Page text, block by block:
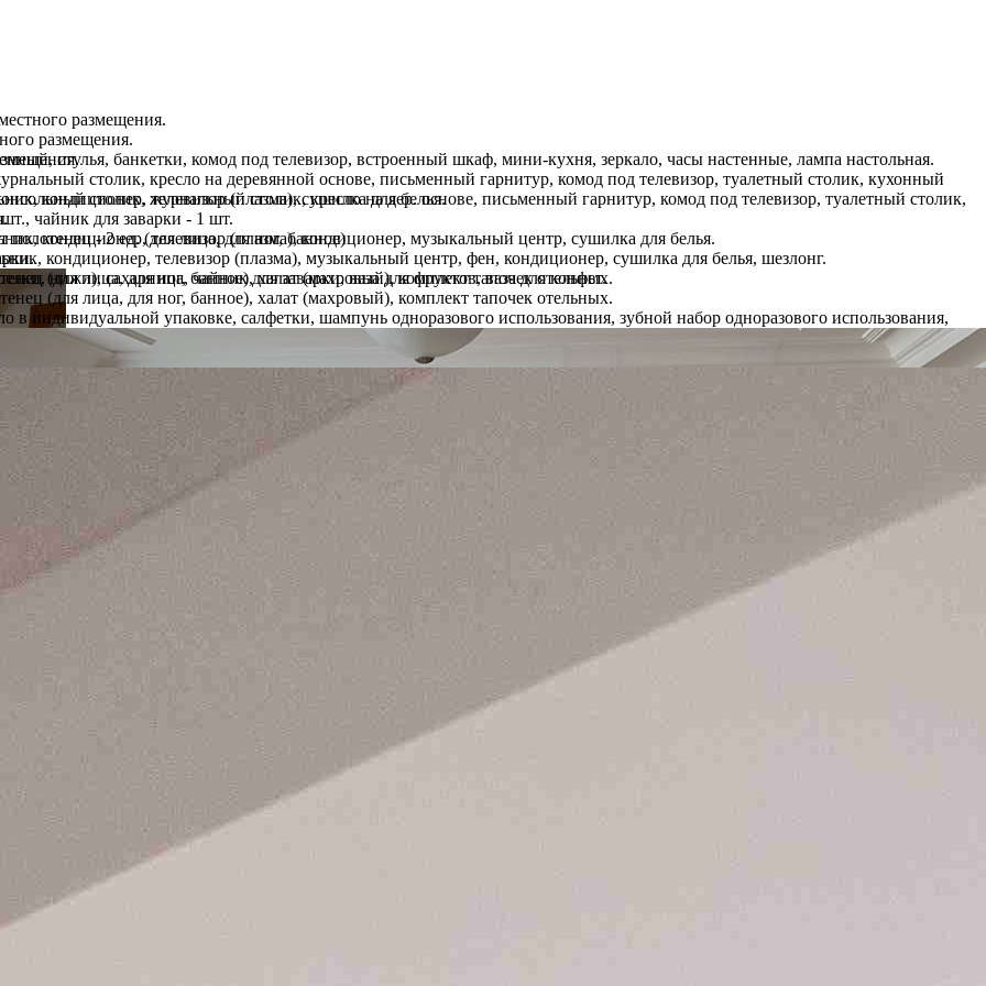
размещения.
стулья, банкетки, комод под телевизор, встроенный шкаф, мини-кухня, зеркало, часы настенные, лампа настольная.
кондиционер, телевизор (плазма), сушилка для белья.
чайник для заварки - 1 шт.
полотенец - 2 ед. (для лица, для ног, банное)
размещения.
столик, кресло на деревянной основе, письменный гарнитур, комод под телевизор, туалетный столик, кухонный
кондиционер, телевизор (плазма), кондиционер, музыкальный центр, сушилка для белья.
(для лица, для ног, банное), халат (махровый), комплект тапочек отельных.
столик, журнальный столик, кресло на дер. основе, письменный гарнитур, комод под телевизор, туалетный столик,
кондиционер, телевизор (плазма), музыкальный центр, фен, кондиционер, сушилка для белья, шезлонг.
нижи), сахарница, чайник для заварки, ваза для фруктов, ваза для конфет.
(для лица, для ног, банное), халат (махровый), комплект тапочек отельных.
индивидуальной упаковке, салфетки, шампунь одноразового использования, зубной набор одноразового использования,